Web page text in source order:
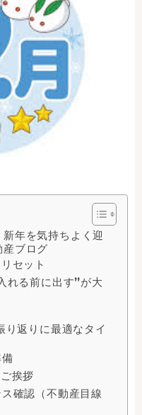
年を気持ちよく迎
産ブログ
セット
る前に出す”が大
返りに最適なタイ
挨拶
確認（不動産目線